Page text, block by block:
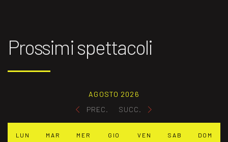
Prossimi spettacoli
PREC.
AGOSTO 2026
SUCC.
LUN MAR MER GIO VEN SAB DOM